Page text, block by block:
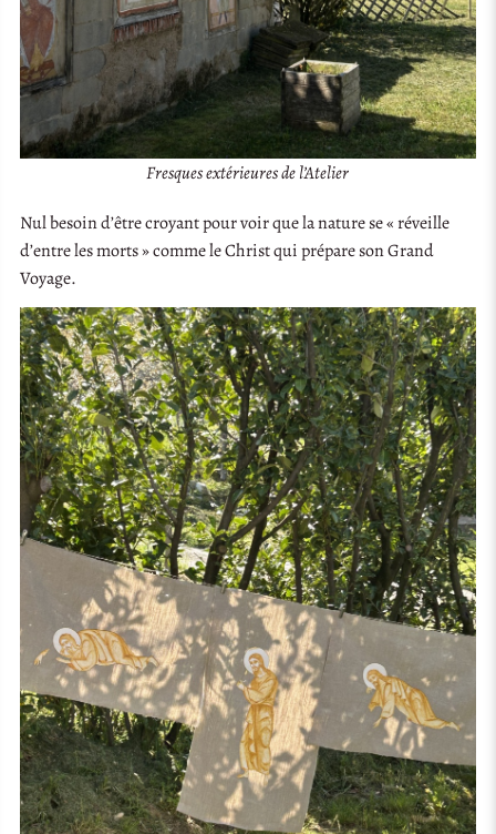
Fresques extérieures de l’Atelier
Nul besoin d’être croyant pour voir que la nature se « réveille
d’entre les morts » comme le Christ qui prépare son Grand
Voyage.